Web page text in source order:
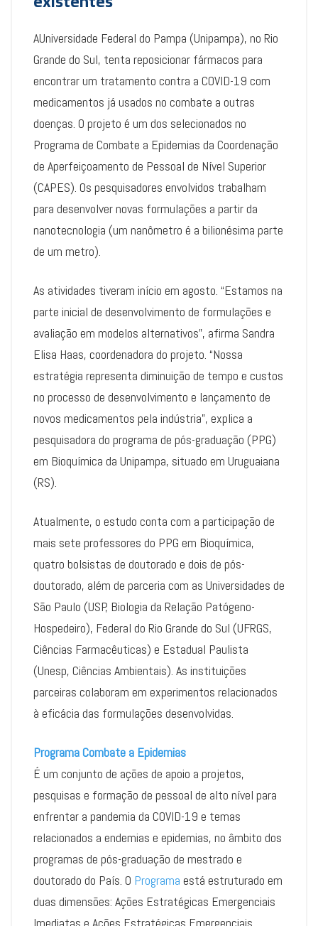
AUniversidade Federal do Pampa (Unipampa), no Rio
Grande do Sul, tenta reposicionar fármacos para
encontrar um tratamento contra a COVID-19 com
medicamentos já usados no combate a outras
doenças. O projeto é um dos selecionados no
Programa de Combate a Epidemias da Coordenação
de Aperfeiçoamento de Pessoal de Nível Superior
(CAPES). Os pesquisadores envolvidos trabalham
para desenvolver novas formulações a partir da
nanotecnologia (um nanômetro é a bilionésima parte
de um metro).
As atividades tiveram início em agosto. “Estamos na
parte inicial de desenvolvimento de formulações e
avaliação em modelos alternativos”, afirma Sandra
Elisa Haas, coordenadora do projeto. “Nossa
estratégia representa diminuição de tempo e custos
no processo de desenvolvimento e lançamento de
novos medicamentos pela indústria”, explica a
pesquisadora do programa de pós-graduação (PPG)
em Bioquímica da Unipampa, situado em Uruguaiana
(RS).
Atualmente, o estudo conta com a participação de
mais sete professores do PPG em Bioquímica,
quatro bolsistas de doutorado e dois de pós-
doutorado, além de parceria com as Universidades de
São Paulo (USP, Biologia da Relação Patógeno-
Hospedeiro), Federal do Rio Grande do Sul (UFRGS,
Ciências Farmacêuticas) e Estadual Paulista
(Unesp, Ciências Ambientais). As instituições
parceiras colaboram em experimentos relacionados
à eficácia das formulações desenvolvidas.
Programa Combate a Epidemias
É um conjunto de ações de apoio a projetos,
pesquisas e formação de pessoal de alto nível para
enfrentar a pandemia da COVID-19 e temas
relacionados a endemias e epidemias, no âmbito dos
programas de pós-graduação de mestrado e
doutorado do País. O Programa está estruturado em
duas dimensões: Ações Estratégicas Emergenciais